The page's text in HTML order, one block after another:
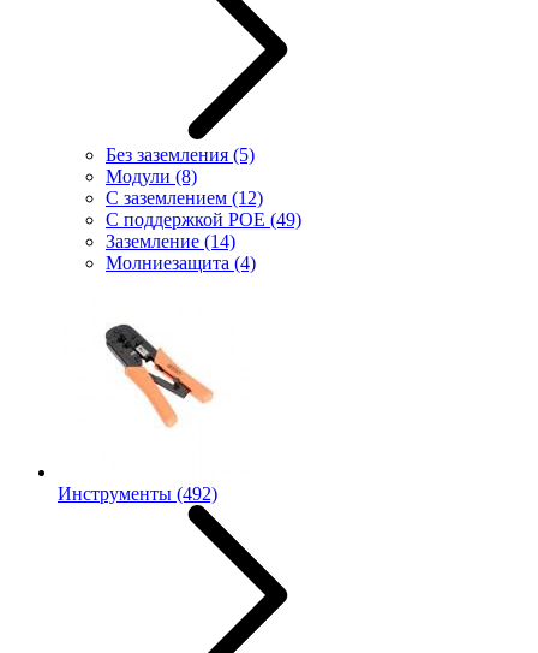
Без заземления (5)
Модули (8)
С заземлением (12)
С поддержкой POE (49)
Заземление (14)
Молниезащита (4)
Инструменты (492)